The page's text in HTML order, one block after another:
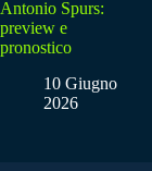
Antonio Spurs:
preview e
pronostico
10 Giugno
2026